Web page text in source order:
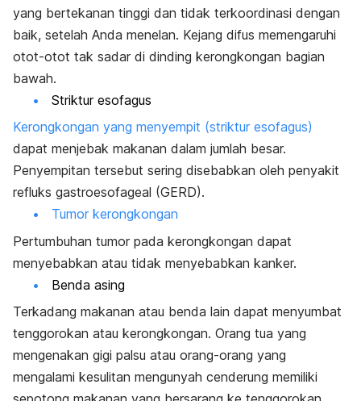
yang bertekanan tinggi dan tidak terkoordinasi dengan
baik, setelah Anda menelan. Kejang difus memengaruhi
otot-otot tak sadar di dinding kerongkongan bagian
bawah.
Striktur esofagus
Kerongkongan yang menyempit (striktur esofagus)
dapat menjebak makanan dalam jumlah besar.
Penyempitan tersebut sering disebabkan oleh penyakit
refluks gastroesofageal (GERD).
Tumor kerongkongan
Pertumbuhan tumor pada kerongkongan dapat
menyebabkan atau tidak menyebabkan kanker.
Benda asing
Terkadang makanan atau benda lain dapat menyumbat
tenggorokan atau kerongkongan. Orang tua yang
mengenakan gigi palsu atau orang-orang yang
mengalami kesulitan mengunyah cenderung memiliki